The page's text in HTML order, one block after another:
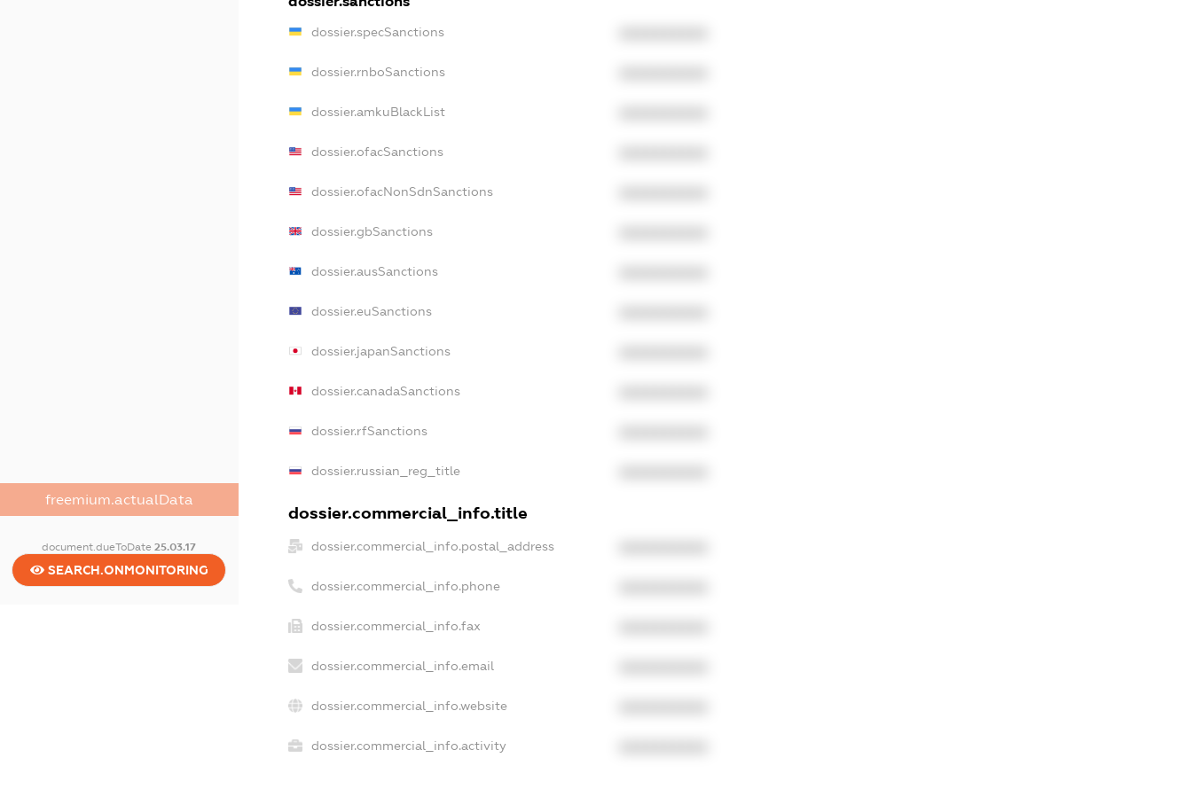
freemium.actualData
document.dueToDate25.03.17
SEARCH.ONMONITORING
dossier.specSanctions
dossier.rnboSanctions
dossier.amkuBlackList
dossier.ofacSanctions
dossier.ofacNonSdnSanctions
dossier.gbSanctions
dossier.ausSanctions
dossier.euSanctions
dossier.japanSanctions
dossier.canadaSanctions
dossier.rfSanctions
dossier.russian_reg_title
dossier.commercial_info.title
dossier.commercial_info.postal_address
dossier.commercial_info.phone
dossier.commercial_info.fax
dossier.commercial_info.email
dossier.commercial_info.website
dossier.commercial_info.activity